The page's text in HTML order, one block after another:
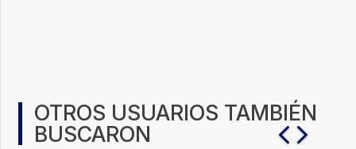
OTROS USUARIOS TAMBIÉN
BUSCARON